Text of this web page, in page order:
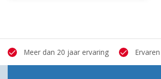
Meer dan 20 jaar ervaring